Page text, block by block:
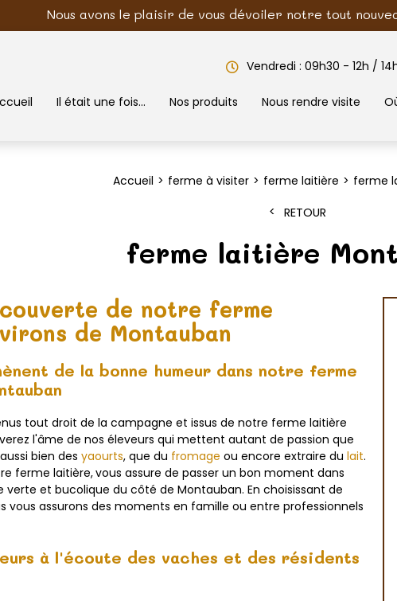
Nous avons le plaisir de vous dévoiler notre tout
Vendredi : 09h30 - 12h /
Il était une fois... Nos produits Nous rendre visite
Accueil ferme à visiter ferme laitière
ferme
RETOUR
ferme laitière
de notre ferme
de Montauban
de la bonne humeur dans notre ferme
tout droit de la campagne et issus de notre ferme laitière
l'âme de nos éleveurs qui mettent autant de passion que
bien des yaourts, que du fromage ou encore extraire du lait.
ferme laitière,vous assure de passer un bon moment dans
et bucolique du côté de Montauban. En choisissant de
vous assurons des moments en famille ou entre professionnels
à l'écoute des vaches et des résidents